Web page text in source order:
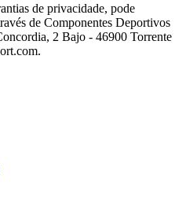
de privacidade, pode
de Componentes Deportivos
2 Bajo - 46900 Torrente